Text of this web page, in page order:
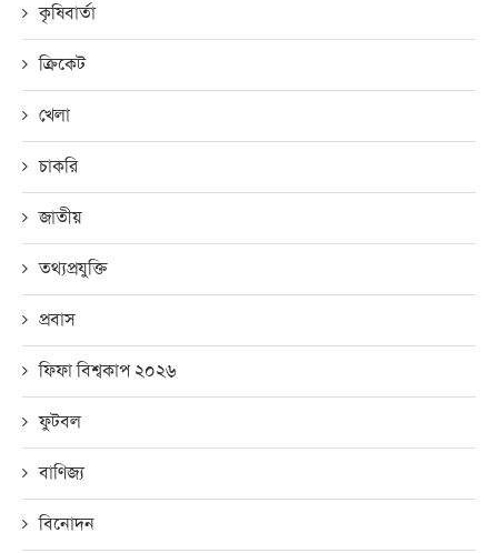
কৃষিবার্তা
ক্রিকেট
খেলা
চাকরি
জাতীয়
তথ্যপ্রযুক্তি
প্রবাস
ফিফা বিশ্বকাপ ২০২৬
ফুটবল
বাণিজ্য
বিনোদন